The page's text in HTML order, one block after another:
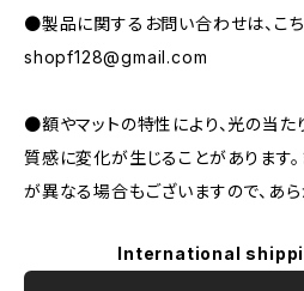
●製品に関するお問い合わせは、こち
shopf128@gmail.com
●額やマットの特性により、光の当
質感に変化が生じることがあります
が異なる場合もございますので、あら
International